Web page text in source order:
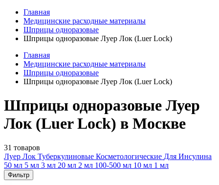
Главная
Медицинские расходные материалы
Шприцы одноразовые
Шприцы одноразовые Луер Лок (Luer Lock)
Главная
Медицинские расходные материалы
Шприцы одноразовые
Шприцы одноразовые Луер Лок (Luer Lock)
Шприцы одноразовые Луер
Лок (Luer Lock) в Москве
31 товаров
Луер Лок Туберкулиновые Косметологические Для Инсулина
50 мл 5 мл 3 мл 20 мл 2 мл 100-500 мл 10 мл 1 мл
Фильтр